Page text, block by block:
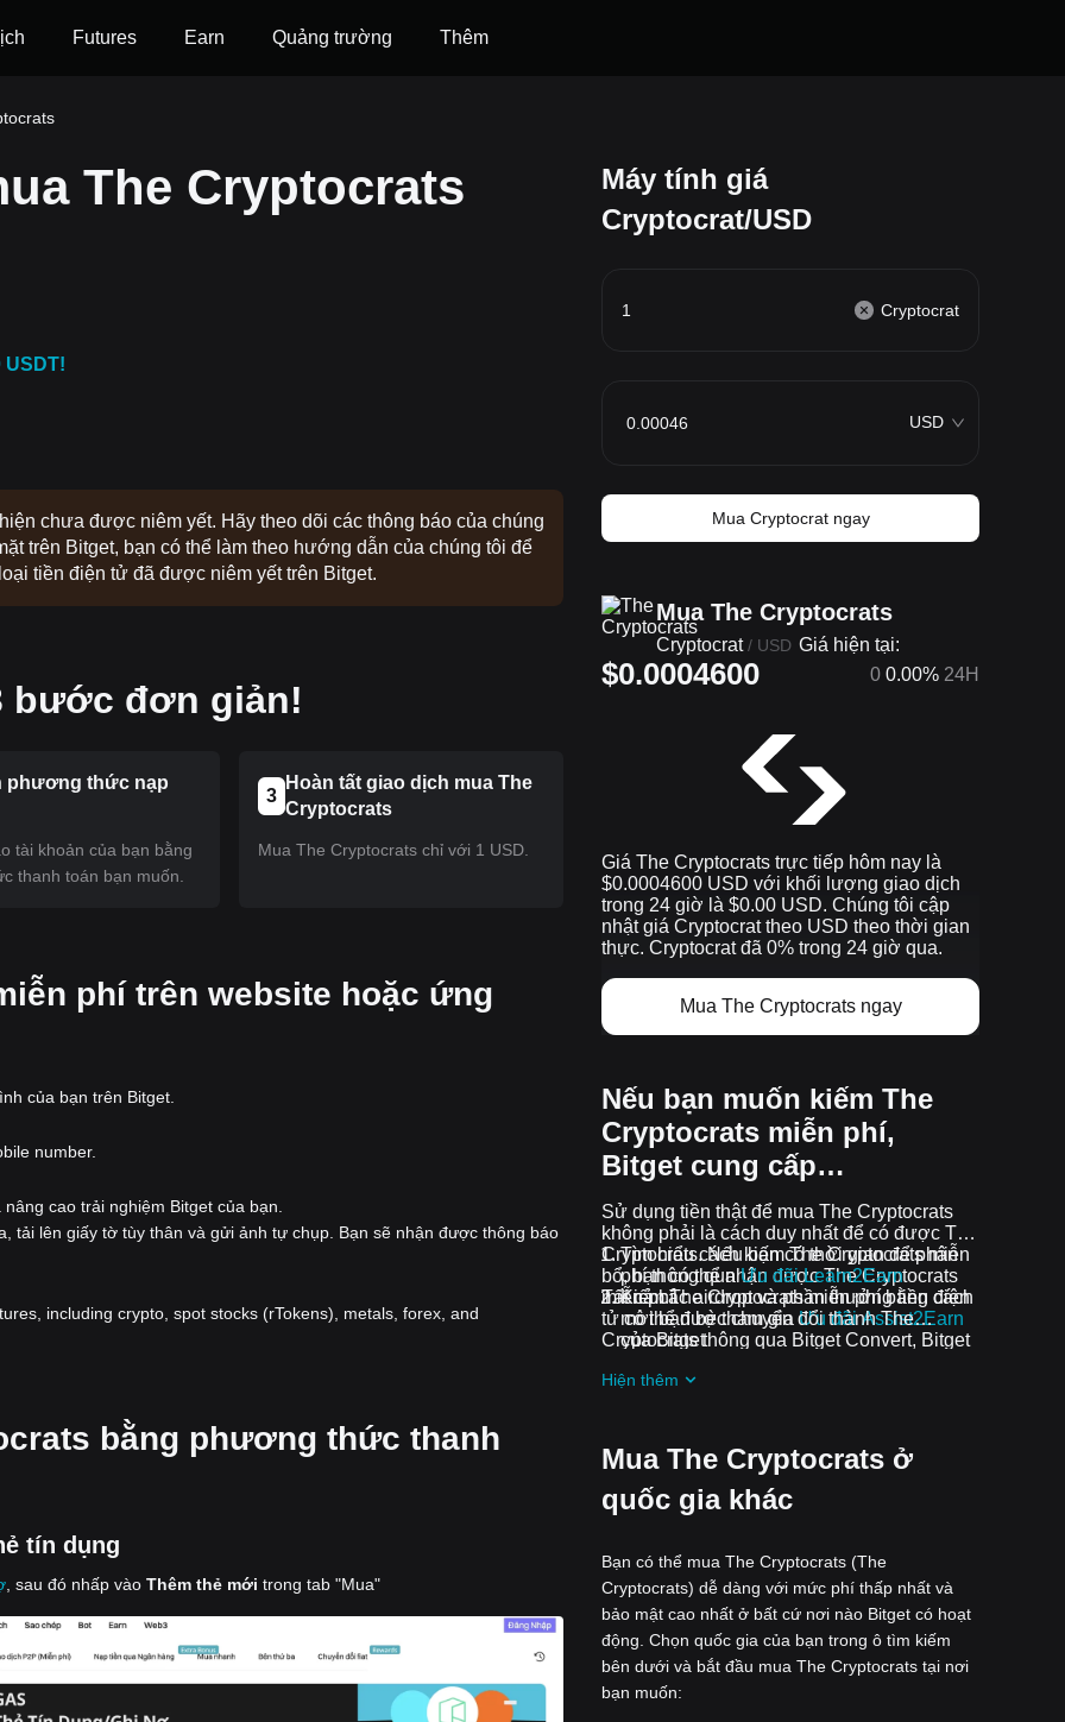
Futures ‌Earn Quảng trường Thêm
The Cryptocrats
USDT!
chưa được niêm yết. Hãy theo dõi các thông báo của chúng
trên Bitget, bạn có thể làm theo hướng dẫn của chúng tôi để
tiền điện tử đã được niêm yết trên Bitget.
bước đơn giản!
phương thức nạp
tài khoản của bạn bằng
thanh toán bạn muốn.
3
Hoàn tất giao dịch mua The
Cryptocrats
Mua The Cryptocrats chỉ với 1 USD.
phí trên website hoặc ứng
của bạn trên Bitget.
number.
cao trải nghiệm Bitget của bạn.
tải lên giấy tờ tùy thân và gửi ảnh tự chụp. Bạn sẽ nhận được thông báo
including crypto, spot stocks (rTokens), metals, forex, and
bằng phương thức thanh
tín dụng
, sau đó nhấp vào Thêm thẻ mới trong tab "Mua"
Máy tính giá
Cryptocrat/USD
Cryptocrat
USD
Mua Cryptocrat ngay
Mua The Cryptocrats
Cryptocrat / USD Giá hiện tại:
$0.0004600 0 0.00% 24H
Giá The Cryptocrats trực tiếp hôm nay là
$0.0004600 USD với khối lượng giao dịch
trong 24 giờ là $0.00 USD. Chúng tôi cập
nhật giá Cryptocrat theo USD theo thời gian
thực. Cryptocrat đã 0% trong 24 giờ qua.
Mua The Cryptocrats ngay
Nếu bạn muốn kiếm The
Cryptocrats miễn phí,
Bitget cung cấp…
Sử dụng tiền thật để mua The Cryptocrats
không phải là cách duy nhất để có được The
Cryptocrats. Nếu bạn có thời gian để phân
bổ, bạn có thể nhận được The Cryptocrats
miễn phí.
Tìm hiểu cách kiếm The Cryptocrats miễn
phí thông quaƯu đãi Learn2Earn
Kiếm The Cryptocrats miễn phí bằng cách
mời bạn bè tham giaƯu đãi Assist2Earn
của Bitget
bằng cách tham gia
Tất cả các airdrop và phần thưởng tiền điện
tử có thể được chuyển đổi thành The
Cryptocrats thông qua Bitget Convert, Bitget
Hiện thêm
Mua The Cryptocrats ở
quốc gia khác
Bạn có thể mua The Cryptocrats (The
Cryptocrats) dễ dàng với mức phí thấp nhất và
bảo mật cao nhất ở bất cứ nơi nào Bitget có hoạt
động. Chọn quốc gia của bạn trong ô tìm kiếm
bên dưới và bắt đầu mua The Cryptocrats tại nơi
bạn muốn: